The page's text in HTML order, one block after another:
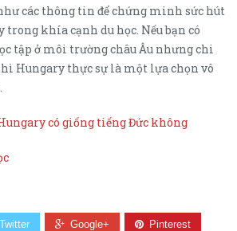
các thông tin để chứng minh sức hút
trong khía cạnh du học. Nếu bạn có
tập ở môi trường châu Âu nhưng chi
Hungary thực sự là một lựa chọn vô
có giống tiếng Đức không
Twitter Google+ Pinterest